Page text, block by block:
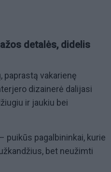
detalės, didelis
paprastą vakarienę
dizainerė dalijasi
ir jaukiu bei
puikūs pagalbininkai, kurie
bet neužimti